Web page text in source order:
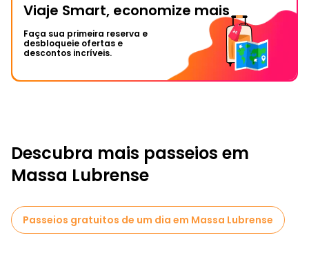
Viaje Smart, economize mais
Faça sua primeira reserva e
desbloqueie ofertas e
descontos incríveis.
Descubra mais passeios em
Massa Lubrense
Passeios gratuitos de um dia em Massa Lubrense